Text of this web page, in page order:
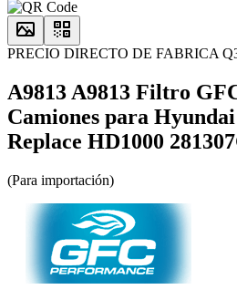
PRECIO DIRECTO DE FABRICA
A9813 A9813 Filtro
Camiones para
Replace HD1000
(Para importación)